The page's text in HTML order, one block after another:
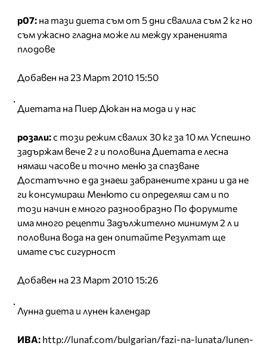
р07: на тази диета съм от 5 дни свалила съм 2 кг но
съм ужасно гладна може ли между храненията
плодове
Добавен на 23 Март 2010 15:50
Диетата на Пиер Дюкан на мода и у нас
розали:с този режим свалих 30 кг за 10 мл Успешно
задържам вече 2 г и половина Диетата е лесна
нямаш часове и точно меню за спазване
Достатъчно е да знаеш забранените храни и да не
ги консумираш Менюто си определяш сам и по
този начин е много разнообразно По форумите
има много рецепти Задължително минимум 2 л и
половина вода на ден опитайте Резултат ще
имате със сигурност
Добавен на 23 Март 2010 15:26
Лунна диета и лунен календар
ИВА: http://lunaf.com/bulgarian/fazi-na-lunata/lunen-